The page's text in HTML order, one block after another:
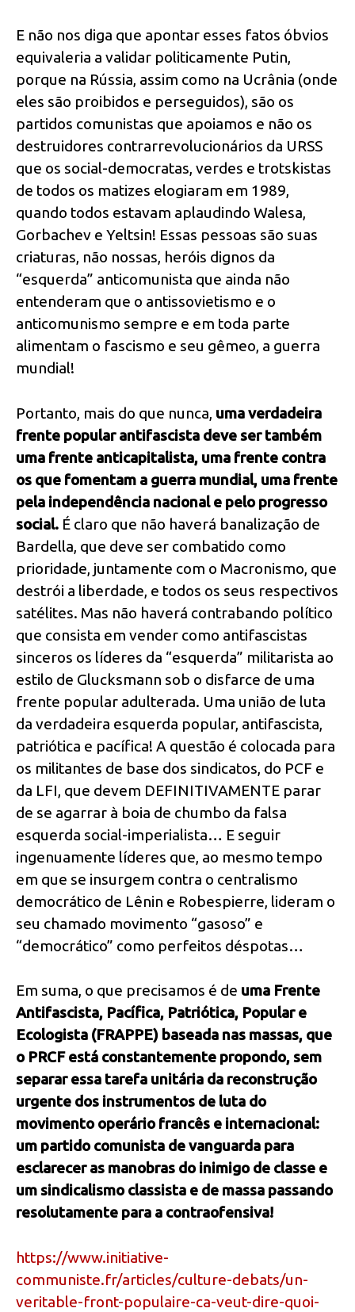
E não nos diga que apontar esses fatos óbvios
equivaleria a validar politicamente Putin,
porque na Rússia, assim como na Ucrânia (onde
eles são proibidos e perseguidos), são os
partidos comunistas que apoiamos e não os
destruidores contrarrevolucionários da URSS
que os social-democratas, verdes e trotskistas
de todos os matizes elogiaram em 1989,
quando todos estavam aplaudindo Walesa,
Gorbachev e Yeltsin! Essas pessoas são suas
criaturas, não nossas, heróis dignos da
“esquerda” anticomunista que ainda não
entenderam que o antissovietismo e o
anticomunismo sempre e em toda parte
alimentam o fascismo e seu gêmeo, a guerra
mundial!
Portanto, mais do que nunca, uma verdadeira
frente popular antifascista deve ser também
uma frente anticapitalista, uma frente contra
os que fomentam a guerra mundial, uma frente
pela independência nacional e pelo progresso
social. É claro que não haverá banalização de
Bardella, que deve ser combatido como
prioridade, juntamente com o Macronismo, que
destrói a liberdade, e todos os seus respectivos
satélites. Mas não haverá contrabando político
que consista em vender como antifascistas
sinceros os líderes da “esquerda” militarista ao
estilo de Glucksmann sob o disfarce de uma
frente popular adulterada. Uma união de luta
da verdadeira esquerda popular, antifascista,
patriótica e pacífica! A questão é colocada para
os militantes de base dos sindicatos, do PCF e
da LFI, que devem DEFINITIVAMENTE parar
de se agarrar à boia de chumbo da falsa
esquerda social-imperialista… E seguir
ingenuamente líderes que, ao mesmo tempo
em que se insurgem contra o centralismo
democrático de Lênin e Robespierre, lideram o
seu chamado movimento “gasoso” e
“democrático” como perfeitos déspotas…
Em suma, o que precisamos é de uma Frente
Antifascista, Pacífica, Patriótica, Popular e
Ecologista (FRAPPE) baseada nas massas, que
o PRCF está constantemente propondo, sem
separar essa tarefa unitária da reconstrução
urgente dos instrumentos de luta do
movimento operário francês e internacional:
um partido comunista de vanguarda para
esclarecer as manobras do inimigo de classe e
um sindicalismo classista e de massa passando
resolutamente para a contraofensiva!
https://www.initiative-
communiste.fr/articles/culture-debats/un-
veritable-front-populaire-ca-veut-dire-quoi-